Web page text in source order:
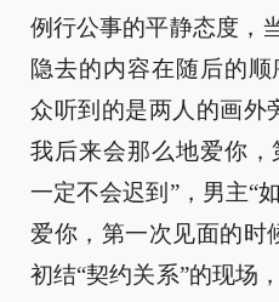
例行公事的平静态度，
隐去的内容在随后的
众听到的是两人的画
我后来会那么地爱你
一定不会迟到”，男主“
爱你，第一次见面的时
初结“契约关系”的现场